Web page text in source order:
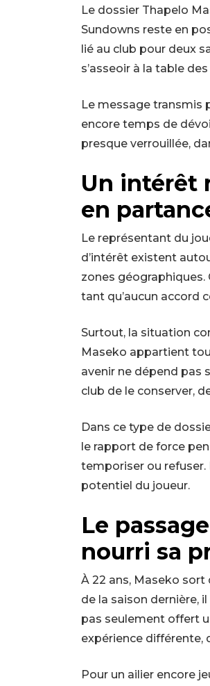
Le dossier Thapelo
Sundowns reste en
lié au club pour deux
s’asseoir à la table
Le message transmis
encore temps de
presque verrouillée,
Un intérêt
en
Le représentant du
d’intérêt existent
zones géographiques.
tant qu’aucun accord
Surtout, la situation
Maseko appartient
avenir ne dépend pas
club de le conserver,
Dans ce type de
le rapport de force
temporiser ou
potentiel du joueur.
Le
nourri sa
À 22 ans, Maseko
de la saison dernière,
pas seulement offert
expérience différente,
Pour un ailier encore